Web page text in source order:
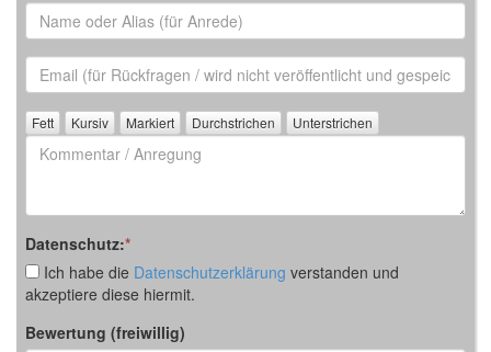
Name
oder
Alias
Email
(für
Rückfrage)
Kommentar
/
Anregung
Datenschutz:*
Ich habe die Datenschutzerklärung verstanden und
akzeptiere diese hiermit.
Bewertung (freiwillig)